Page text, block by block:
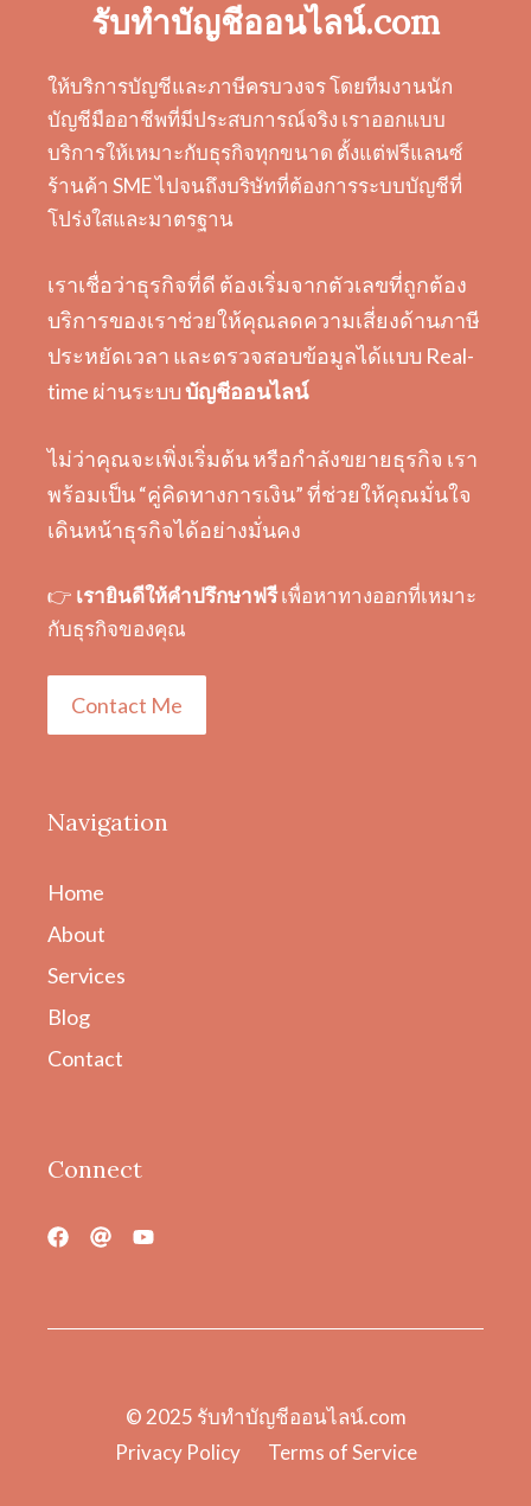
รับทำบัญชีออนไลน์.com
ให้บริการบัญชีและภาษีครบวงจร โดยทีมงานนัก
บัญชีมืออาชีพที่มีประสบการณ์จริง เราออกแบบ
บริการให้เหมาะกับธุรกิจทุกขนาด ตั้งแต่ฟรีแลนซ์
ร้านค้า SME ไปจนถึงบริษัทที่ต้องการระบบบัญชีที่
โปร่งใสและมาตรฐาน
เราเชื่อว่าธุรกิจที่ดี ต้องเริ่มจากตัวเลขที่ถูกต้อง
บริการของเราช่วยให้คุณลดความเสี่ยงด้านภาษี
ประหยัดเวลา และตรวจสอบข้อมูลได้แบบ Real-
time ผ่านระบบบัญชีออนไลน์
ไม่ว่าคุณจะเพิ่งเริ่มต้น หรือกำลังขยายธุรกิจ เรา
พร้อมเป็น “คู่คิดทางการเงิน” ที่ช่วยให้คุณมั่นใจ
เดินหน้าธุรกิจได้อย่างมั่นคง
👉 เรายินดีให้คำปรึกษาฟรีเพื่อหาทางออกที่เหมาะ
กับธุรกิจของคุณ
Contact Me
Navigation
Home
About
Services
Blog
Contact
Connect
© 2025 รับทําบัญชีออนไลน์.com
Privacy Policy
Terms of Service